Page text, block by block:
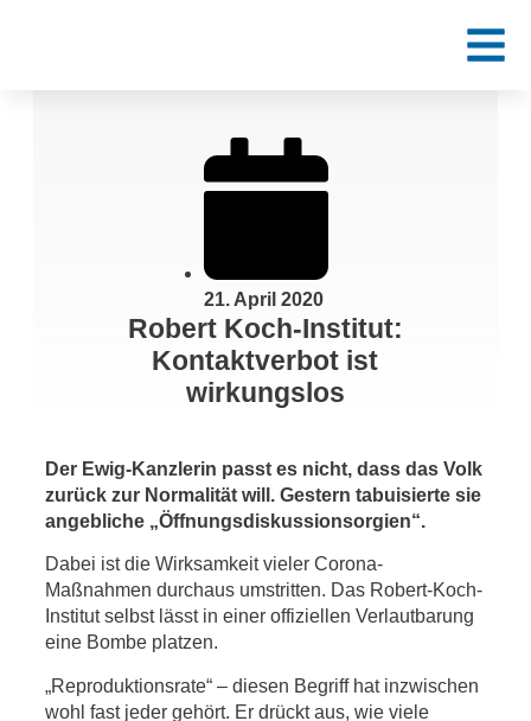
21. April 2020
Robert Koch-Institut:
Kontaktverbot ist
wirkungslos
Der Ewig-Kanzlerin passt es nicht, dass das Volk
zurück zur Normalität will. Gestern tabuisierte sie
angebliche „Öffnungsdiskussionsorgien“.
Dabei ist die Wirksamkeit vieler Corona-
Maßnahmen durchaus umstritten. Das Robert-Koch-
Institut selbst lässt in einer offiziellen Verlautbarung
eine Bombe platzen.
„Reproduktionsrate“ – diesen Begriff hat inzwischen
wohl fast jeder gehört. Er drückt aus, wie viele